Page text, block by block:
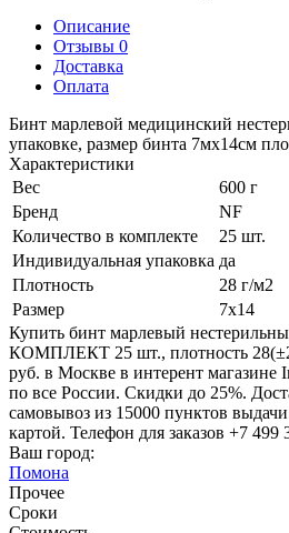
Описание
Отзывы 0
Доставка
Оплата
Бинт марлевой медицинский
упаковке, размер бинта 7мх14см
Характеристики
Вес
600 г
Бренд
NF
Количество в комплекте
25 шт.
Индивидуальная упаковка да
Плотность
28 г/м2
Размер
7х14
Купить бинт марлевый
КОМПЛЕКТ 25 шт., плотность
руб. в Москве в интерент магазине
по все России. Скидки до 25%.
самовывоз из 15000 пунктов
картой. Телефон для заказов +7 499
Ваш город:
Помона
Прочее
Сроки